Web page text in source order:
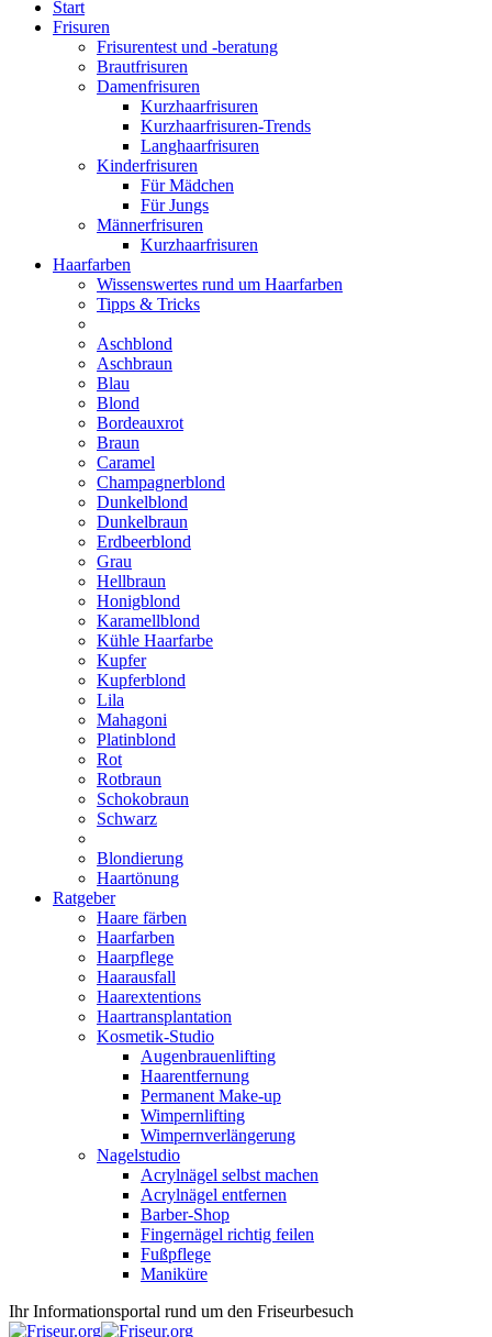
Start
Frisuren
Frisurentest und -beratung
Brautfrisuren
Damenfrisuren
Kurzhaarfrisuren
Kurzhaarfrisuren-Trends
Langhaarfrisuren
Kinderfrisuren
Für Mädchen
Für Jungs
Männerfrisuren
Kurzhaarfrisuren
Haarfarben
Wissenswertes rund um Haarfarben
Tipps & Tricks
Aschblond
Aschbraun
Blau
Blond
Bordeauxrot
Braun
Caramel
Champagnerblond
Dunkelblond
Dunkelbraun
Erdbeerblond
Grau
Hellbraun
Honigblond
Karamellblond
Kühle Haarfarbe
Kupfer
Kupferblond
Lila
Mahagoni
Platinblond
Rot
Rotbraun
Schokobraun
Schwarz
Blondierung
Haartönung
Ratgeber
Haare färben
Haarfarben
Haarpflege
Haarausfall
Haarextentions
Haartransplantation
Kosmetik-Studio
Augenbrauenlifting
Haarentfernung
Permanent Make-up
Wimpernlifting
Wimpernverlängerung
Nagelstudio
Acrylnägel selbst machen
Acrylnägel entfernen
Barber-Shop
Fingernägel richtig feilen
Fußpflege
Maniküre
Ihr Informationsportal rund um den Friseurbesuch